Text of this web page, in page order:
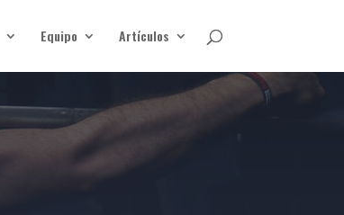
Equipo Artículos